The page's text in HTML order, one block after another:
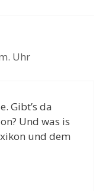
Uhr
Gibt’s da
Und was is
und dem